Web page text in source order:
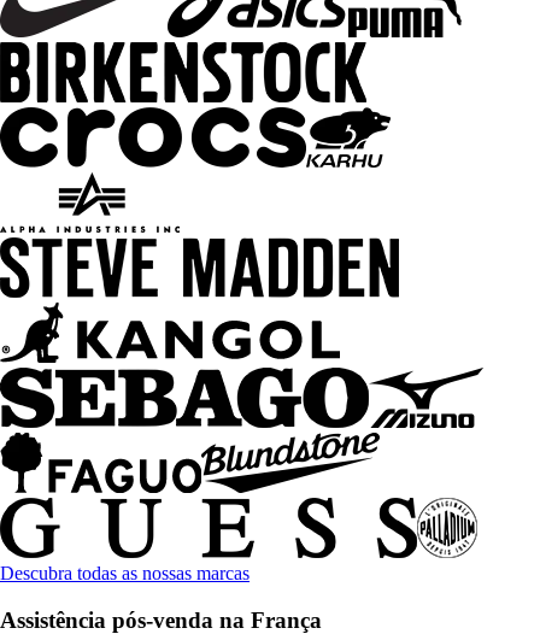
Descubra todas as nossas marcas
Assistência pós-venda na França